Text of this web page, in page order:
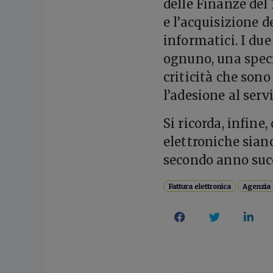
delle Finanze del
e l’acquisizione
informatici. I
ognuno, una
criticità che
l’adesione al
Si ricorda, infine,
elettroniche
secondo anno
Fattura elettronica Agenzia